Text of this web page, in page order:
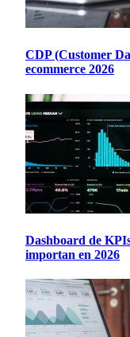
CDP (Customer
ecommerce 2026
Dashboard de
importan en 2026